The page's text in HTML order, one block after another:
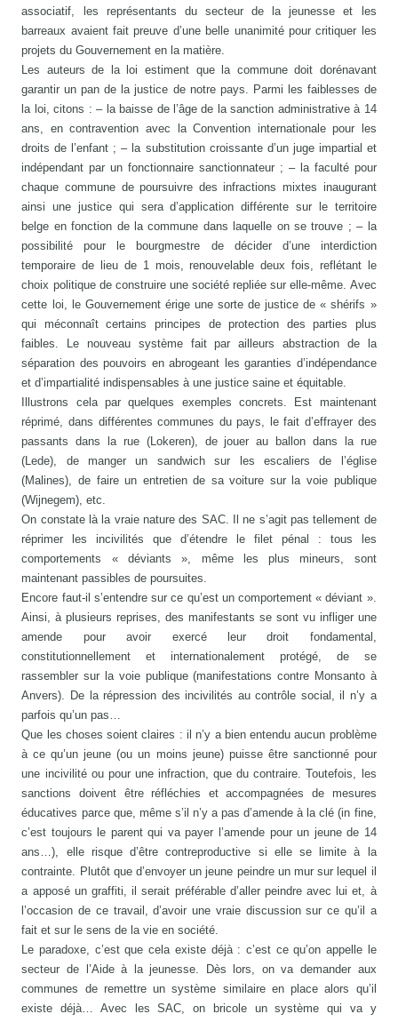
associatif, les représentants du secteur de la jeunesse et les
barreaux avaient fait preuve d’une belle unanimité pour critiquer les
projets du Gouvernement en la matière.
Les auteurs de la loi estiment que la commune doit dorénavant
garantir un pan de la justice de notre pays. Parmi les faiblesses de
la loi, citons : – la baisse de l’âge de la sanction administrative à 14
ans, en contravention avec la Convention internationale pour les
droits de l’enfant ; – la substitution croissante d’un juge impartial et
indépendant par un fonctionnaire sanctionnateur ; – la faculté pour
chaque commune de poursuivre des infractions mixtes inaugurant
ainsi une justice qui sera d’application différente sur le territoire
belge en fonction de la commune dans laquelle on se trouve ; – la
possibilité pour le bourgmestre de décider d’une interdiction
temporaire de lieu de 1 mois, renouvelable deux fois, reflétant le
choix politique de construire une société repliée sur elle-même. Avec
cette loi, le Gouvernement érige une sorte de justice de « shérifs »
qui méconnaît certains principes de protection des parties plus
faibles. Le nouveau système fait par ailleurs abstraction de la
séparation des pouvoirs en abrogeant les garanties d’indépendance
et d’impartialité indispensables à une justice saine et équitable.
Illustrons cela par quelques exem­ples concrets. Est maintenant
réprimé, dans différentes communes du pays, le fait d’effrayer des
passants dans la rue (Lokeren), de jouer au ballon dans la rue
(Lede), de manger un sandwich sur les escaliers de l’église
(Malines), de faire un entretien de sa voiture sur la voie publique
(Wijnegem), etc.
On constate là la vraie nature des SAC. Il ne s’agit pas tellement de
réprimer les incivilités que d’étendre le filet pénal : tous les
comportements « déviants », même les plus mineurs, sont
maintenant passibles de poursuites.
Encore faut-il s’entendre sur ce qu’est un comportement « déviant ».
Ainsi, à plusieurs reprises, des manifestants se sont vu infliger une
amende pour avoir exercé leur droit fondamental,
constitutionnellement et internationalement protégé, de se
rassembler sur la voie publique (manifestations contre Monsanto à
Anvers). De la répression des incivilités au contrôle social, il n’y a
parfois qu’un pas…
Que les choses soient claires : il n’y a bien entendu aucun problème
à ce qu’un jeune (ou un moins jeune) puisse être sanctionné pour
une incivilité ou pour une infraction, que du contraire. Toutefois, les
sanctions doivent être réfléchies et accompagnées de mesures
éducatives parce que, même s’il n’y a pas d’amende à la clé (in fine,
c’est toujours le parent qui va payer l’amende pour un jeune de 14
ans…), elle risque d’être contreproductive si elle se limite à la
contrainte. Plutôt que d’envoyer un jeune peindre un mur sur lequel il
a apposé un graffiti, il serait préférable d’aller peindre avec lui et, à
l’occasion de ce travail, d’avoir une vraie discussion sur ce qu’il a
fait et sur le sens de la vie en société.
Le paradoxe, c’est que cela existe déjà : c’est ce qu’on appelle le
secteur de l’Aide à la jeunesse. Dès lors, on va demander aux
communes de remettre un système similaire en place alors qu’il
existe déjà… Avec les SAC, on bricole un système qui va y